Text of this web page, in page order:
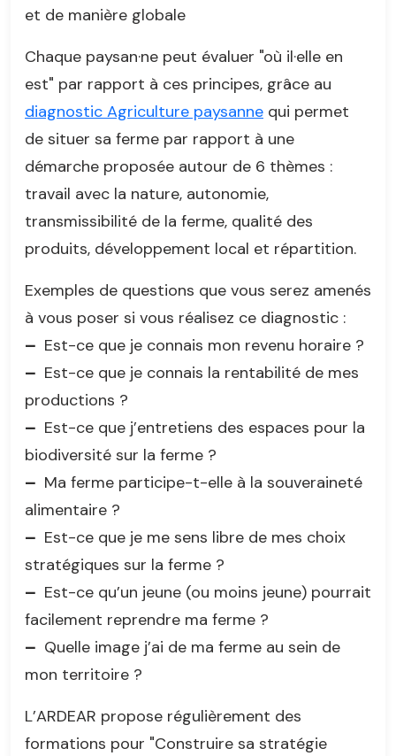
et de manière globale
Chaque paysan·ne peut évaluer "où il·elle en
est" par rapport à ces principes, grâce au
diagnostic Agriculture paysanne qui permet
de situer sa ferme par rapport à une
démarche proposée autour de 6 thèmes :
travail avec la nature, autonomie,
transmissibilité de la ferme, qualité des
produits, développement local et répartition.
Exemples de questions que vous serez amenés
à vous poser si vous réalisez ce diagnostic :
– Est-ce que je connais mon revenu horaire ?
– Est-ce que je connais la rentabilité de mes
productions ?
– Est-ce que j’entretiens des espaces pour la
biodiversité sur la ferme ?
– Ma ferme participe-t-elle à la souveraineté
alimentaire ?
– Est-ce que je me sens libre de mes choix
stratégiques sur la ferme ?
– Est-ce qu’un jeune (ou moins jeune) pourrait
facilement reprendre ma ferme ?
– Quelle image j’ai de ma ferme au sein de
mon territoire ?
L’ARDEAR propose régulièrement des
formations pour "Construire sa stratégie